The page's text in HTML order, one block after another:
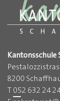
Kantonsschule
8200
T052 632 24